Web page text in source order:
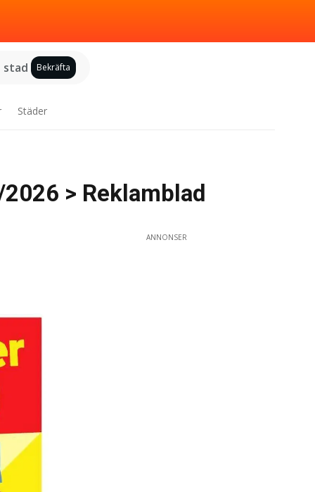
stad Bekräfta
Städer
> Reklamblad
ANNONSER